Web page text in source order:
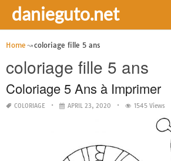
danieguto.net
Home coloriage fille 5 ans
coloriage fille 5 ans
Coloriage 5 Ans à Imprimer
COLORIAGE APRIL 23, 2020 1545 Views